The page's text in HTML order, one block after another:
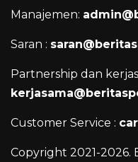
Manajemen:
Saran :
Partnership dan
Customer Service :
Copyright 2021-2026.